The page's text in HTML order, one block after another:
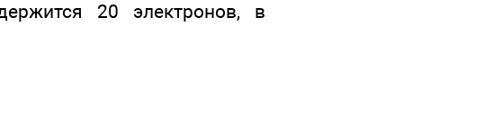
20 электронов, в